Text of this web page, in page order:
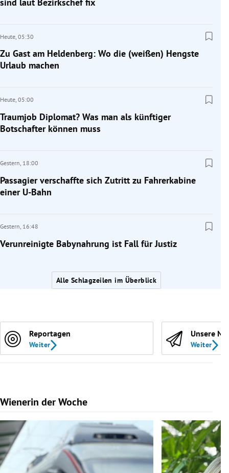
Heute, 05:30
Zu Gast am Heldenberg: Wo die (weißen) Hengste
Urlaub machen
Heute, 05:00
Traumjob Diplomat? Was man als künftiger
Botschafter können muss
Gestern, 18:00
Passagier verschaffte sich Zutritt zu Fahrerkabine
einer U-Bahn
Gestern, 16:48
Verunreinigte Babynahrung ist Fall für Justiz
Alle Schlagzeilen im Überblick
Reportagen
Weiter
Unsere
Weiter
Wienerin der Woche
Slide 1 von 7